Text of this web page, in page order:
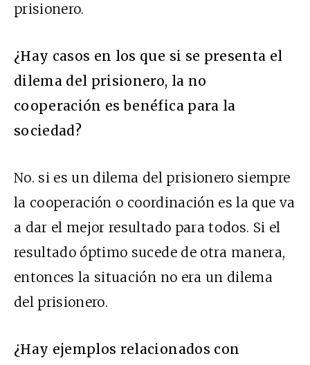
prisionero.
¿Hay casos en los que si se presenta el
dilema del prisionero, la no
cooperación es benéfica para la
sociedad?
No. si es un dilema del prisionero siempre
la cooperación o coordinación es la que va
a dar el mejor resultado para todos. Si el
resultado óptimo sucede de otra manera,
entonces la situación no era un dilema
del prisionero.
¿Hay ejemplos relacionados con